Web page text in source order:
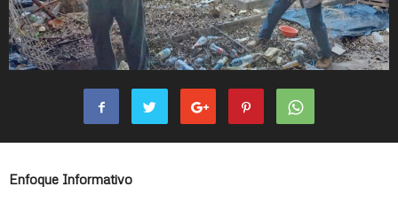
Enfoque Informativo